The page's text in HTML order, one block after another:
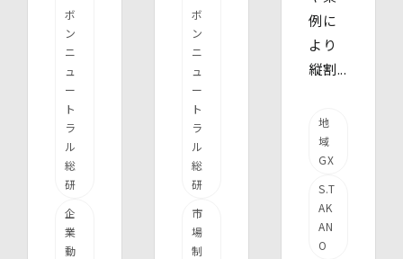
ボ
ン
ニ
ュ
ー
ト
ラ
ル
総
研
企
業
動
ボ
ン
ニ
ュ
ー
ト
ラ
ル
総
研
市
場
制
例に
より
縦割...
地
域
GX
S.T
AK
AN
O